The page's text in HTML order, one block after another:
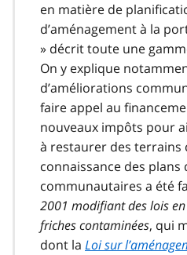
en matière de
d’aménagement à la
» décrit toute une
On y explique
d’améliorations
faire appel au
nouveaux impôts pour
à restaurer des terrains
connaissance des plans
communautaires a été
2001 modifiant des lois
friches contaminées, qui
dont la Loi sur